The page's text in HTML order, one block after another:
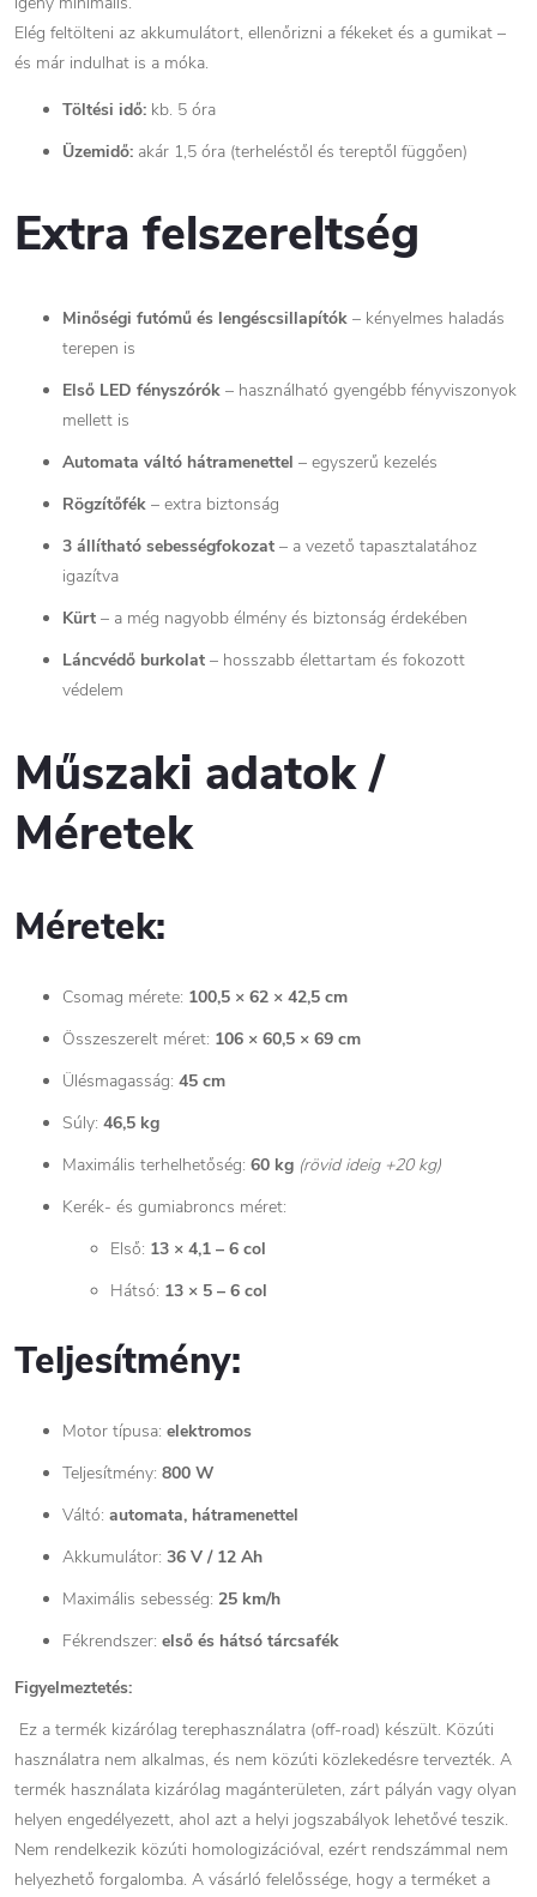
Elég feltölteni az akkumulátort, ellenőrizni a fékeket és a gumikat –
és már indulhat is a móka.
Töltési idő: kb. 5 óra
Üzemidő: akár 1,5 óra (terheléstől és tereptől függően)
Extra felszereltség
Minőségi futómű és lengéscsillapítók – kényelmes haladás
terepen is
Első LED fényszórók – használható gyengébb fényviszonyok
mellett is
Automata váltó hátramenettel – egyszerű kezelés
Rögzítőfék – extra biztonság
3 állítható sebességfokozat – a vezető tapasztalatához
igazítva
Kürt – a még nagyobb élmény és biztonság érdekében
Láncvédő burkolat – hosszabb élettartam és fokozott
védelem
Műszaki adatok /
Méretek
Méretek:
Csomag mérete: 100,5 × 62 × 42,5 cm
Összeszerelt méret: 106 × 60,5 × 69 cm
Ülésmagasság: 45 cm
Súly: 46,5 kg
Maximális terhelhetőség: 60 kg (rövid ideig +20 kg)
Kerék- és gumiabroncs méret:
Első: 13 × 4,1 – 6 col
Hátsó: 13 × 5 – 6 col
Teljesítmény:
Motor típusa: elektromos
Teljesítmény: 800 W
Váltó: automata, hátramenettel
Akkumulátor: 36 V / 12 Ah
Maximális sebesség: 25 km/h
Fékrendszer: első és hátsó tárcsafék
Figyelmeztetés:
Ez a termék kizárólag terephasználatra (off-road) készült. Közúti
használatra nem alkalmas, és nem közúti közlekedésre tervezték. A
termék használata kizárólag magánterületen, zárt pályán vagy olyan
helyen engedélyezett, ahol azt a helyi jogszabályok lehetővé teszik.
Nem rendelkezik közúti homologizációval, ezért rendszámmal nem
helyezhető forgalomba. A vásárló felelőssége, hogy a terméket a